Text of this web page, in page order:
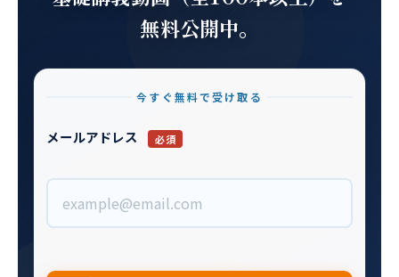
無料公開中。
今すぐ無料で受け取る
メールアドレス 必須